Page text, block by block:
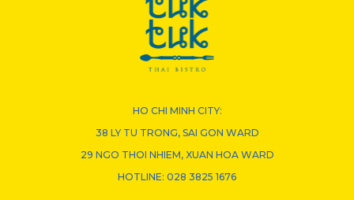
HO CHI MINH CITY:
38 LY TU TRONG, SAI GON WARD
29 NGO THOI NHIEM, XUAN HOA WARD
HOTLINE: 028 3825 1676